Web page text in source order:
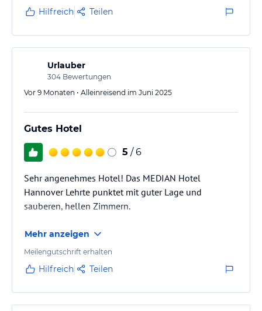
Der Eingang bzw. die Rezeption könnten abends über
den Parkplatz von der Straße etwas besser
ausgeschildert sein.
Ich übernachte, falls ich wieder einen Termin in
Lehrte haben sollte, gerne erneut im Median Hotel.
Hilfreich Teilen
Urlauber
304 Bewertungen
Vor 9 Monaten • Alleinreisend im Juni 2025
Gutes Hotel
5 / 6
Sehr angenehmes Hotel! Das MEDIAN Hotel
Hannover Lehrte punktet mit guter Lage und
sauberen, hellen Zimmern.
Mehr anzeigen
Meilengutschrift erhalten
Hilfreich Teilen